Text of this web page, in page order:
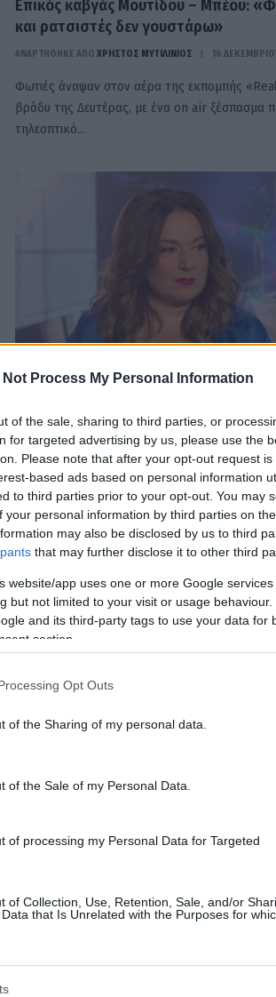
Not Process My Personal Information
of the sale, sharing to third parties, or
for targeted advertising by us, please use the
Please note that after your opt-out request
based ads based on personal information
to third parties prior to your opt-out. You may
personal information by third parties on
may also be disclosed by us to third
that may further disclose it to other third
website/app uses one or more Google
but not limited to your visit or usage
and its third-party tags to use your data for
section.
Opt Outs
of the Sharing of my personal data.
of the Sale of my Personal Data.
of processing my Personal Data for Targeted
of Collection, Use, Retention, Sale, and/or
that Is Unrelated with the Purposes for
Επικός καβγάς Μουτίδου – Μπέου:
και ρατσιστές δεν γουστάρω»
ΑΝΑΡΤΗΘΗΚΕ ΑΠΟ ΧΡΉΣΤΟΣ ΜΥΤΙΛΙΝΙΌΣ 16
Φωτιές άναψαν στον αέρα της εκπομπής
βράδυ της Δευτέρας, με ένα on air ξέσπασμα
τηλεοπτικό…
(photo)
ΑΝΑΡΤΗΘΗΚΕ ΑΠΟΓΕΩΡΓΊΑ ΝΤΟΎΝΗ 23 ΑΥΓΟΎΣΤΟΥ 2024
Η ανάρτησή τους στα social
υγιή σεξουαλική σχέση πριν τον
Τις τελευταίες ώρες στον προσωπικό της